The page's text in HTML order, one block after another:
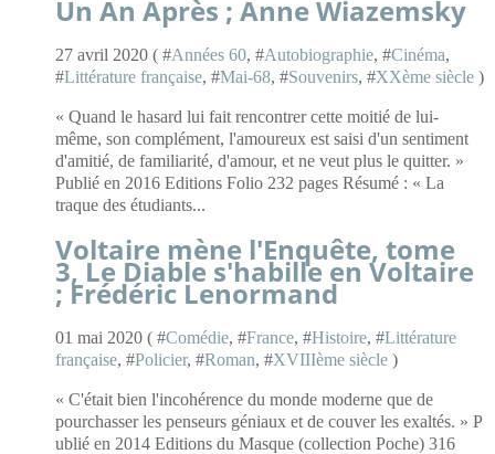
Un An Après ; Anne Wiazemsky
27 avril 2020 ( #Années 60, #Autobiographie, #Cinéma,
#Littérature française, #Mai-68, #Souvenirs, #XXème siècle )
« Quand le hasard lui fait rencontrer cette moitié de lui-
même, son complément, l'amoureux est saisi d'un sentiment
d'amitié, de familiarité, d'amour, et ne veut plus le quitter. »
Publié en 2016 Editions Folio 232 pages Résumé : « La
traque des étudiants...
Voltaire mène l'Enquête, tome
3, Le Diable s'habille en Voltaire
; Frédéric Lenormand
01 mai 2020 ( #Comédie, #France, #Histoire, #Littérature
française, #Policier, #Roman, #XVIIIème siècle )
« C'était bien l'incohérence du monde moderne que de
pourchasser les penseurs géniaux et de couver les exaltés. » P
ublié en 2014 Editions du Masque (collection Poche) 316